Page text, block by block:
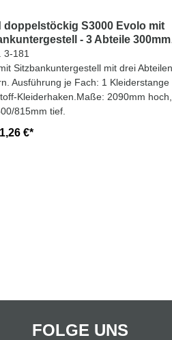
doppelstöckig S3000 Evolo mit
- 3 Abteile 300mm
3-181
Sitzbankuntergestell mit drei
Ausführung je Fach: 1 Kleiderstange
Kleiderhaken.Maße: 2090mm
815mm tief.
€*
FOLGE UNS